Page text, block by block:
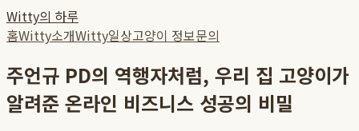
Witty의 하루
홈Witty소개Witty일상고양이 정보문의
주언규 PD의 역행자처럼, 우리 집 고양이가
알려준 온라인 비즈니스 성공의 비밀